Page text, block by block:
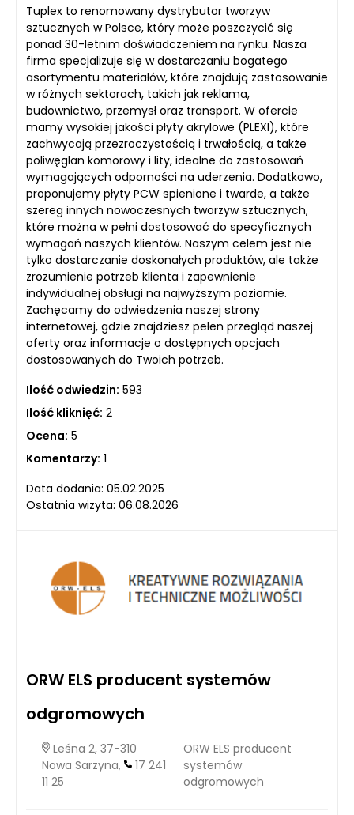
Tuplex to renomowany dystrybutor tworzyw
sztucznych w Polsce, który może poszczycić się
ponad 30-letnim doświadczeniem na rynku. Nasza
firma specjalizuje się w dostarczaniu bogatego
asortymentu materiałów, które znajdują zastosowanie
w różnych sektorach, takich jak reklama,
budownictwo, przemysł oraz transport. W ofercie
mamy wysokiej jakości płyty akrylowe (PLEXI), które
zachwycają przezroczystością i trwałością, a także
poliwęglan komorowy i lity, idealne do zastosowań
wymagających odporności na uderzenia. Dodatkowo,
proponujemy płyty PCW spienione i twarde, a także
szereg innych nowoczesnych tworzyw sztucznych,
które można w pełni dostosować do specyficznych
wymagań naszych klientów. Naszym celem jest nie
tylko dostarczanie doskonałych produktów, ale także
zrozumienie potrzeb klienta i zapewnienie
indywidualnej obsługi na najwyższym poziomie.
Zachęcamy do odwiedzenia naszej strony
internetowej, gdzie znajdziesz pełen przegląd naszej
oferty oraz informacje o dostępnych opcjach
dostosowanych do Twoich potrzeb.
Ilość odwiedzin: 593
Ilość kliknięć: 2
Ocena: 5
Komentarzy: 1
Data dodania: 05.02.2025
Ostatnia wizyta: 06.08.2026
ORW ELS producent systemów
odgromowych
Leśna 2, 37-310
Nowa Sarzyna,
17 241
11 25
ORW ELS producent
systemów
odgromowych